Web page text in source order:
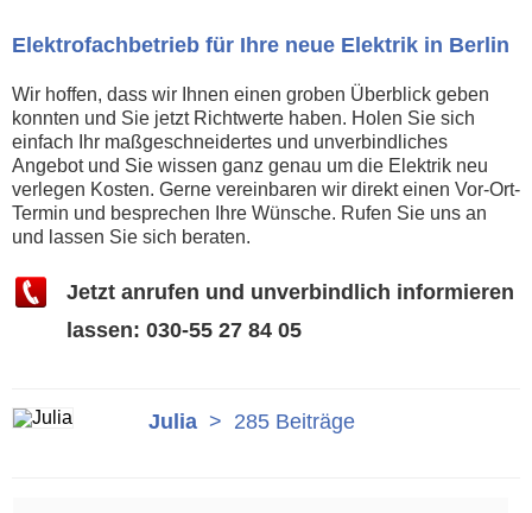
Elektrofachbetrieb für Ihre neue Elektrik in Berlin
Wir hoffen, dass wir Ihnen einen groben Überblick geben
konnten und Sie jetzt Richtwerte haben. Holen Sie sich
einfach Ihr maßgeschneidertes und unverbindliches
Angebot und Sie wissen ganz genau um die Elektrik neu
verlegen Kosten. Gerne vereinbaren wir direkt einen Vor-Ort-
Termin und besprechen Ihre Wünsche. Rufen Sie uns an
und lassen Sie sich beraten.
Jetzt anrufen und unverbindlich informieren
lassen: 030-55 27 84 05
Julia > 285 Beiträge